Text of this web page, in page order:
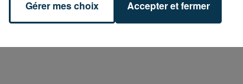
Gérer mes choix Accepter et fermer